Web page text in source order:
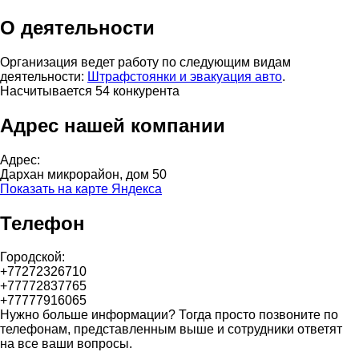
О деятельности
Организация ведет работу по следующим видам
деятельности: Штрафстоянки и эвакуация авто.
Насчитывается 54 конкурента
Адрес нашей компании
Адрес:
Дархан микрорайон, дом 50
Показать на карте Яндекса
Телефон
Городской:
+77272326710
+77772837765
+77777916065
Нужно больше информации? Тогда просто позвоните по
телефонам, представленным выше и сотрудники ответят
на все ваши вопросы.